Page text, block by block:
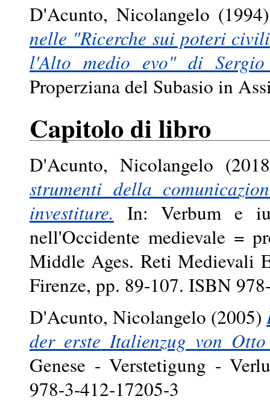
D'Acunto, Nicolangelo
nelle "Ricerche sui poteri
l'Alto medio evo" di
Properziana del Subasio in
Capitolo di libro
D'Acunto, Nicolangelo
strumenti della
investiture. In: Verbum e
nell'Occidente medievale =
Middle Ages. Reti Medievali
Firenze, pp. 89-107. ISBN
D'Acunto, Nicolangelo (2005)
der erste Italienzug von
Genese - Verstetigung -
978-3-412-17205-3